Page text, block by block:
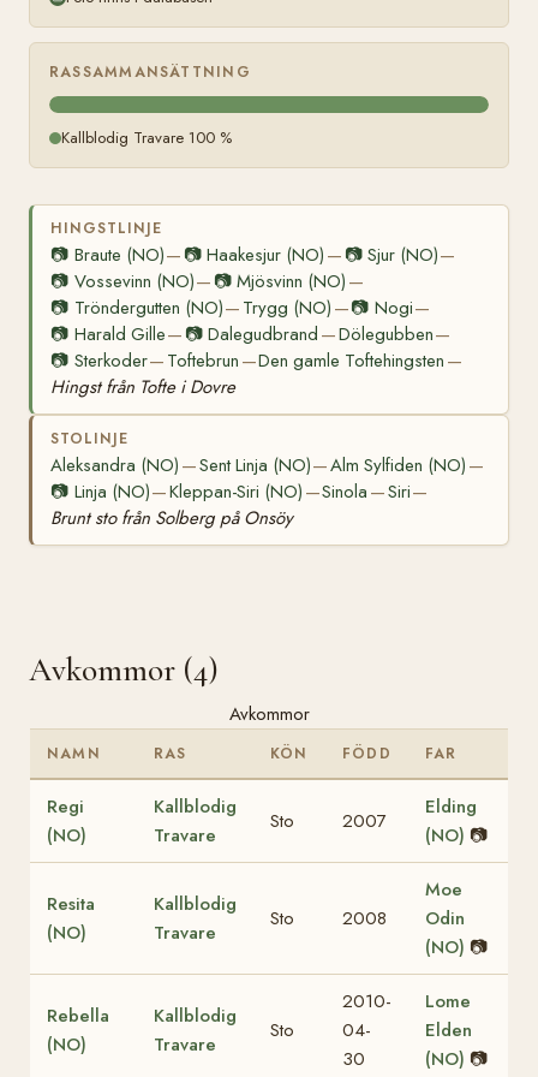
RASSAMMANSÄTTNING
Kallblodig Travare 100 %
HINGSTLINJE
📷 Braute (NO)— 📷Haakesjur (NO) — 📷 Sjur (NO)—
📷 Vossevinn (NO)— 📷Mjösvinn (NO) —
📷 Tröndergutten (NO)— Trygg (NO) —📷 Nogi—
📷 Harald Gille— 📷Dalegudbrand —Dölegubben—
📷 Sterkoder— Toftebrun —Den gamle Toftehingsten —
Hingst från Tofte i Dovre
STOLINJE
Aleksandra (NO) —Sent Linja (NO)—Alm Sylfiden (NO) —
📷 Linja (NO)—Kleppan-Siri (NO) —Sinola —Siri—
Brunt sto från Solberg på Onsöy
Avkommor (4)
Avkommor
NAMN RAS KÖN FÖDD FAR
Regi
(NO)
Kallblodig
Travare
Sto 2007
Elding
(NO) 📷
Resita
(NO)
Kallblodig
Travare
Sto 2008
Moe
Odin
(NO) 📷
Rebella
(NO)
Kallblodig
Travare
Sto
2010-
04-
30
Lome
Elden
(NO) 📷